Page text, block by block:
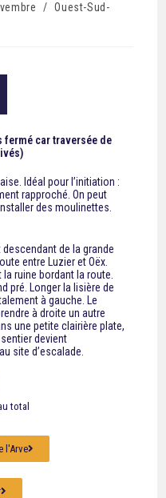
/ Ouest-Sud-
fermé car traversée de
Idéal pour l’initiation :
rapproché. On peut
des moulinettes.
de la grande
entre Luzier et Oëx.
ruine bordant la route.
pré. Longer la lisière de
à gauche. Le
à droite un autre
une petite clairière plate,
devient
site d’escalade.
total
l'Arve